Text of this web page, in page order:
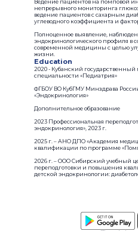
непрерывного мониторинга
ведение пациентов с сахарным
углеводного коэффициента и
Полноценное выявление,
эндокринологического профиля в
современной медицины с целью
жизни.
Education
2020 - Кубанский
специальности «Педиатрия»
ФГБОУ ВО КубГМУ Минздрава
«Эндокринология»
Дополнительное образование
2023 Профессиональная
эндокринология», 2023 г.
2025 г. – АНО ДПО «Академия
квалификации по программе
2026 г. – ООО Сибирский учебный
переподготовки и повышения
детской эндокринологии: